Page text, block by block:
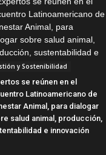
y Sostenibilidad
se reúnen en el
Latinoamericano de
Animal, para dialogar
salud animal, producción,
e innovación